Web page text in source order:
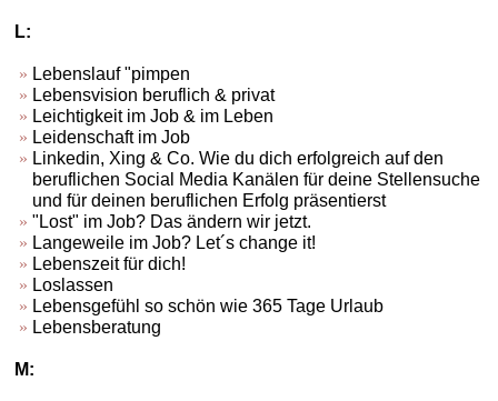
L:
Lebenslauf "pimpen
Lebensvision beruflich & privat
Leichtigkeit im Job & im Leben
Leidenschaft im Job
Linkedin, Xing & Co. Wie du dich erfolgreich auf den
beruflichen Social Media Kanälen für deine Stellensuche
und für deinen beruflichen Erfolg präsentierst
"Lost" im Job? Das ändern wir jetzt.
Langeweile im Job? Let´s change it!
Lebenszeit für dich!
Loslassen
Lebensgefühl so schön wie 365 Tage Urlaub
Lebensberatung
M: